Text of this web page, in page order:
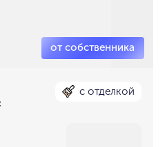
с отделкой